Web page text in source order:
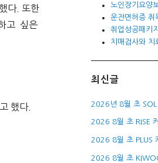
다. 또한
고 싶은
했다.
노인장기요양
운전면허증 취
취업성공패키지
치매검사와 치
최신글
2026년 8월 초 SOL
2026 8월 초 RISE
2026 8월 초 PLUS
2026 8월 초